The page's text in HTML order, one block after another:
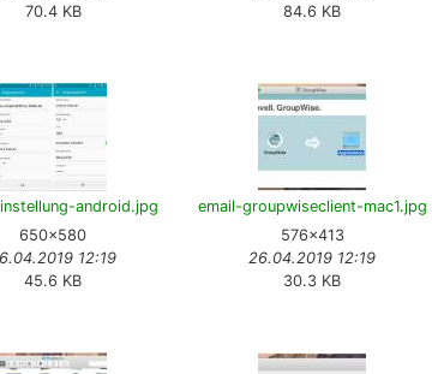
70.4 KB
84.6 KB
android.jpg
650×580
12:19
45.6 KB
email-groupwiseclient-mac1.jpg
576×413
26.04.2019 12:19
30.3 KB